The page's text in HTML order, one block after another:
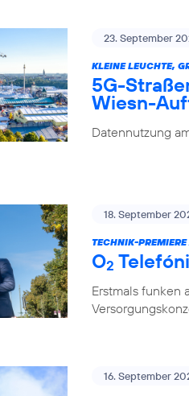
23. September
KLEINE LEUCHTE,
5G-
Wiesn-
Datennutzung
18. September
TECHNIK-
O2
Erstmals funken
16. September